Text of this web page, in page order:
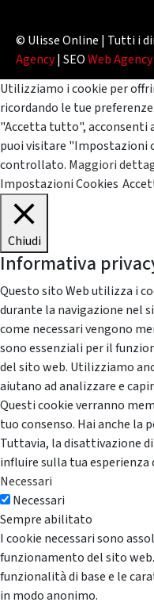
© Ulisse Online | Tutti i
Agency| SEOWeb
Utilizziamo i cookie per
ricordando le tue
"Accetta tutto", acconsenti
puoi visitare "Impostazioni
controllato. Maggiori
Impostazioni Cookies
Chiudi
Informativa
Questo sito Web utilizza i
durante la navigazione nel
come necessari vengono
sono essenziali per il
del sito web. Utilizziamo
aiutano ad analizzare e
Questi cookie verranno
tuo consenso. Hai anche la
Tuttavia, la disattivazione
influire sulla tua esperienza
Necessari
Necessari
Sempre abilitato
I cookie necessari sono
funzionamento del sito
funzionalità di base e le
in modo anonimo.